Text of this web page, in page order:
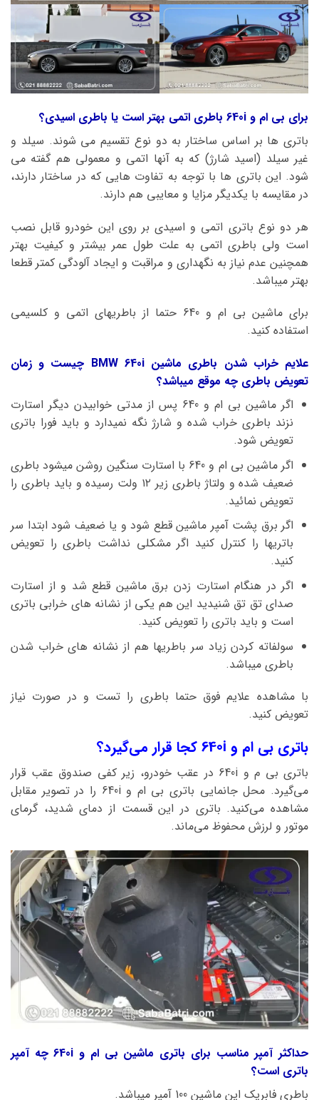
برای بی ام و 640i باطری اتمی بهتر است یا باطری اسیدی؟
باتری ها بر اساس ساختار به دو نوع تقسیم می شوند. سیلد و
غیر سیلد (اسید شارژ) که به آنها اتمی و معمولی هم گفته می
شود. این باتری ها با توجه به تفاوت هایی که در ساختار دارند،
در مقایسه با یکدیگر مزایا و معایبی هم دارند.
هر دو نوع باتری اتمی و اسیدی بر روی این خودرو قابل نصب
است ولی باطری اتمی به علت طول عمر بیشتر و کیفیت بهتر
همچنین عدم نیاز به نگهداری و مراقبت و ایجاد آلودگی کمتر قطعا
بهتر میباشد.
برای ماشین بی ام و 640 حتما از باطریهای اتمی و کلسیمی
استفاده کنید.
علایم خراب شدن باطری ماشین BMW 640i چیست و زمان
تعویض باطری چه موقع میباشد؟
اگر ماشین بی ام و 640 پس از مدتی خوابیدن دیگر استارت
نزند باطری خراب شده و شارژ نگه نمیدارد و باید فورا باتری
تعویض شود.
اگر ماشین بی ام و 640 با استارت سنگین روشن میشود باطری
ضعیف شده و ولتاژ باطری زیر ۱۲ ولت رسیده و باید باطری را
تعویض نمائید.
اگر برق پشت آمپر ماشین قطع شود و یا ضعیف شود ابتدا سر
باتریها را کنترل کنید اگر مشکلی نداشت باطری را تعویض
کنید.
اگر در هنگام استارت زدن برق ماشین قطع شد و از استارت
صدای تق تق شنیدید این هم یکی از نشانه های خرابی باتری
است و باید باتری را تعویض کنید.
سولفاته کردن زیاد سر باطریها هم از نشانه های خراب شدن
باطری میباشد.
با مشاهده علایم فوق حتما باطری را تست و در صورت نیاز
تعویض کنید.
باتری بی ام و 640i کجا قرار می‌گیرد؟
باتری بی م و 640i در عقب خودرو، زیر کفی صندوق عقب قرار
می‌گیرد. محل جانمایی باتری بی ام و 640i را در تصویر مقابل
مشاهده می‌کنید. باتری در این قسمت از دمای شدید، گرمای
موتور و لرزش محفوظ می‌ماند.
حداکثر آمپر مناسب برای باتری ماشین بی ام و 640i چه آمپر
باتری است؟
باطری فابریک این ماشین 100 آمپر میباشد.